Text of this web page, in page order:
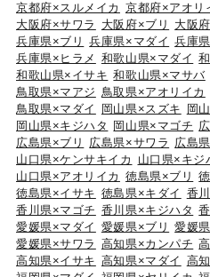
京都府×スルメイカ 京都府×アオリ
大阪府×サワラ
大阪府×ブリ 大阪
兵庫県×ブリ
兵庫県×マダイ 兵庫
兵庫県×ヒラメ 和歌山県×マダイ
和歌山県×イサキ 和歌山県×マサバ
鳥取県×マアジ 鳥取県×アオリイカ
鳥取県×マダイ
岡山県×スズキ 岡
岡山県×キジハタ
岡山県×マゴチ
広島県×ブリ
広島県×サワラ 広島
山口県×ケンサキイカ
山口県×キジ
山口県×アオリイカ 徳島県×ブリ
徳島県×イサキ 徳島県×キダイ 香
香川県×マゴチ 香川県×キジハタ
愛媛県×マダイ 愛媛県×ブリ 愛媛
愛媛県×サワラ 高知県×カンパチ
高知県×イサキ 高知県×マダイ 高